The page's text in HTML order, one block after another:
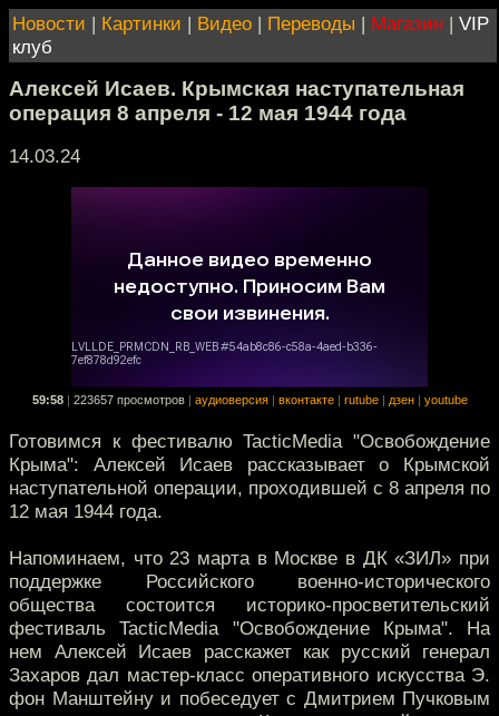
Новости | Картинки | Видео | Переводы | Магазин | VIP
клуб
Алексей Исаев. Крымская наступательная
операция 8 апреля - 12 мая 1944 года
14.03.24
59:58 223657 просмотров аудиоверсия вконтакте rutube дзен youtube
Готовимся к фестивалю TacticMedia "Освобождение
Крыма": Алексей Исаев рассказывает о Крымской
наступательной операции, проходившей с 8 апреля по
12 мая 1944 года.
Напоминаем, что 23 марта в Москве в ДК «ЗИЛ» при
поддержке Российского военно-исторического
общества состоится историко-просветительский
фестиваль TacticMedia "Освобождение Крыма". На
нем Алексей Исаев расскажет как русский генерал
Захаров дал мастер-класс оперативного искусства Э.
фон Манштейну и побеседует с Дмитрием Пучковым